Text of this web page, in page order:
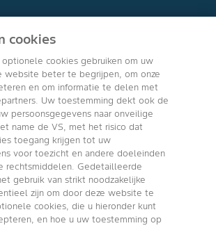
Bayer
cookies
cookies gebruiken om uw
website beter te begrijpen, om onze
en om informatie te delen met
Uw toestemming dekt ook de
persoonsgegevens naar onveilige
name de VS, met het risico dat
toegang krijgen tot uw
voor toezicht en andere doeleinden
rechtsmiddelen. Gedetailleerde
gebruik van strikt noodzakelijke
zijn om door deze website te
cookies, die u hieronder kunt
en hoe u uw toestemming op